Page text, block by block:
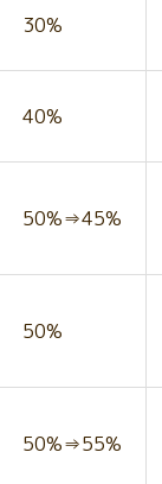
30%
40%
50%⇒45%
50%
50%⇒55%